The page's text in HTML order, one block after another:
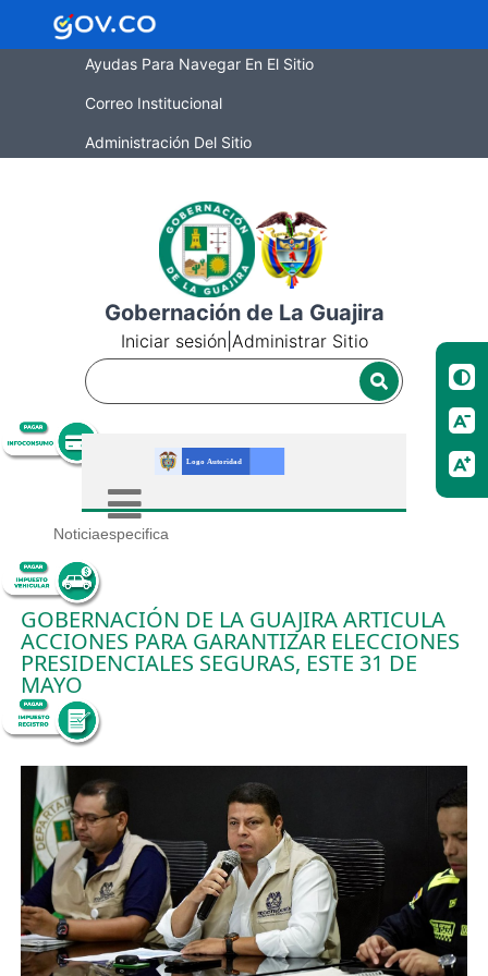
Ayudas Para Navegar En El Sitio
Correo Institucional
Administración Del Sitio
Gobernación de La Guajira
Iniciar sesión Administrar Sitio
Noticiaespecifica
GOBERNACIÓN DE LA GUAJIRA ARTICULA
ACCIONES PARA GARANTIZAR ELECCIONES
PRESIDENCIALES SEGURAS, ESTE 31 DE
MAYO
29/5/2026